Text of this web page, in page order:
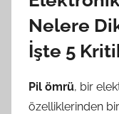
Nelere
İşte 5
Pil ömrü, bir
özelliklerinden